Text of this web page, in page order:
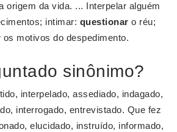
origem da vida. ... Interpelar alguém
intimar: questionar o réu;
os motivos do despedimento.
sinônimo?
interpelado, assediado, indagado,
interrogado, entrevistado. Que fez
elucidado, instruído, informado,